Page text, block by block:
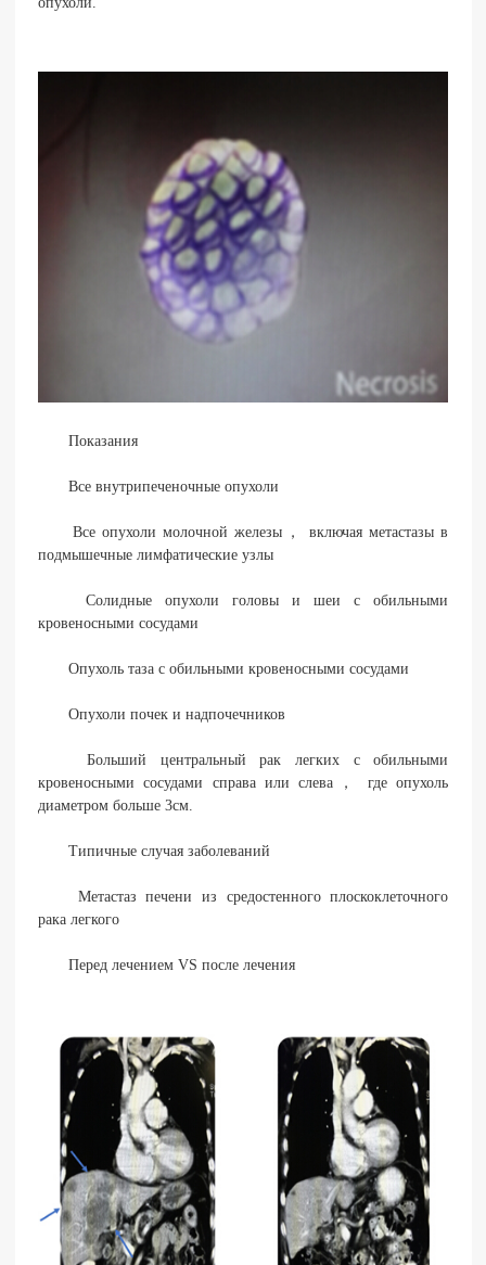
Показания
Все внутрипеченочные опухоли
Все опухоли молочной железы， включая метастазы в
подмышечные лимфатические узлы
Солидные опухоли головы и шеи с обильными
кровеносными сосудами
Опухоль таза с обильными кровеносными сосудами
Опухоли почек и надпочечников
Больший центральный рак легких с обильными
кровеносными сосудами справа или слева， где опухоль
диаметром больше 3см.
Типичные случая заболеваний
Метастаз печени из средостенного плоскоклеточного
рака легкого
Перед лечением VS после лечения